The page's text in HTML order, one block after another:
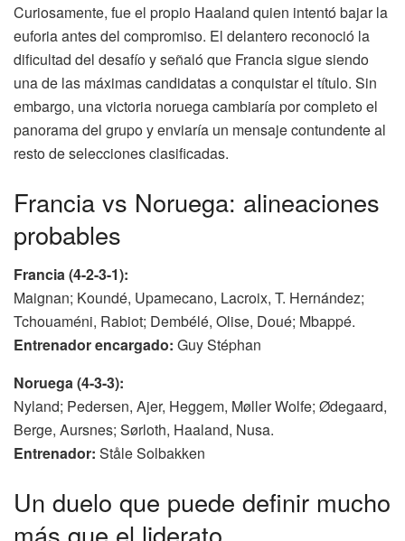
Curiosamente, fue el propio Haaland quien intentó bajar la
euforia antes del compromiso. El delantero reconoció la
dificultad del desafío y señaló que Francia sigue siendo
una de las máximas candidatas a conquistar el título. Sin
embargo, una victoria noruega cambiaría por completo el
panorama del grupo y enviaría un mensaje contundente al
resto de selecciones clasificadas.
Francia vs Noruega: alineaciones
probables
Francia (4-2-3-1):
Maignan; Koundé, Upamecano, Lacroix, T. Hernández;
Tchouaméni, Rabiot; Dembélé, Olise, Doué; Mbappé.
Entrenador encargado: Guy Stéphan
Noruega (4-3-3):
Nyland; Pedersen, Ajer, Heggem, Møller Wolfe; Ødegaard,
Berge, Aursnes; Sørloth, Haaland, Nusa.
Entrenador: Ståle Solbakken
Un duelo que puede definir mucho